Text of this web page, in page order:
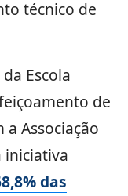
técnico de
Escola
de
Associação
iniciativa
das